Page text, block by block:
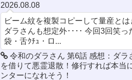
2026.08.08
ビーム紋を複製コピーして量産とは
ダラさんも想定外････ 今回3回笑っ
袋・舌ｸﾁｭ・ロ...
令和のダラさん 第6話 感想：ダラ
を借りて悪霊退散！修行すれば本当
ンターになれそう！